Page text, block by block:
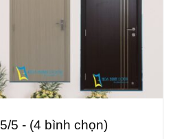
5/5 - (4 bình chọn)